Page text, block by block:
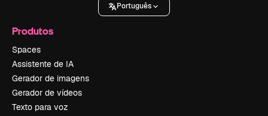
Português
Produtos
Spaces
Assistente de IA
Gerador de imagens
Gerador de vídeos
Texto para voz